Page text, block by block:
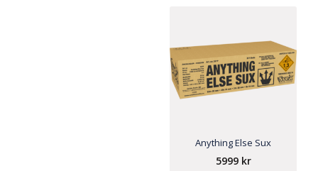
Anything Else Sux
5999 kr